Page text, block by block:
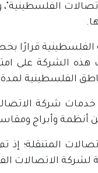
"وزارة الاتصالات
الفلسطينية
هذه الشركة على
لمدة 20 عامًا.
العام 1997 انطلاق
من أنظمة وأبراج
الاتصالات
لشركة الاتصالات